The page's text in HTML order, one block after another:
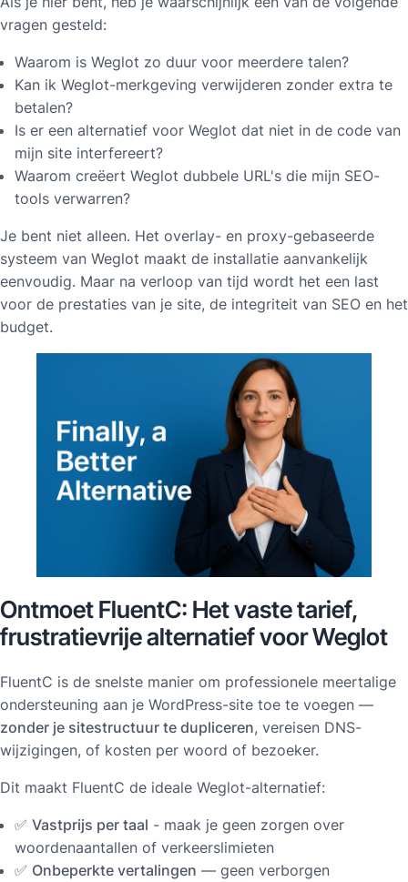
vragen gesteld:
Waarom is Weglot zo duur voor meerdere talen?
Kan ik Weglot-merkgeving verwijderen zonder extra te
betalen?
Is er een alternatief voor Weglot dat niet in de code van
mijn site interfereert?
Waarom creëert Weglot dubbele URL's die mijn SEO-
tools verwarren?
Je bent niet alleen. Het overlay- en proxy-gebaseerde
systeem van Weglot maakt de installatie aanvankelijk
eenvoudig. Maar na verloop van tijd wordt het een last
voor de prestaties van je site, de integriteit van SEO en het
budget.
Ontmoet FluentC: Het vaste tarief,
frustratievrije alternatief voor Weglot
FluentC is de snelste manier om professionele meertalige
ondersteuning aan je WordPress-site toe te voegen —
zonder je sitestructuur te dupliceren, vereisen DNS-
wijzigingen, of kosten per woord of bezoeker.
Dit maakt FluentC de ideale Weglot-alternatief:
✅ Vastprijs per taal - maak je geen zorgen over
woordenaantallen of verkeerslimieten
✅ Onbeperkte vertalingen — geen verborgen